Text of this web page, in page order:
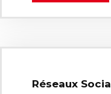
Réseaux